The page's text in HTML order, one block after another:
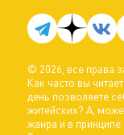
© 2026, все права
Как часто вы
день позволяете
житейских? А,
жанра и в